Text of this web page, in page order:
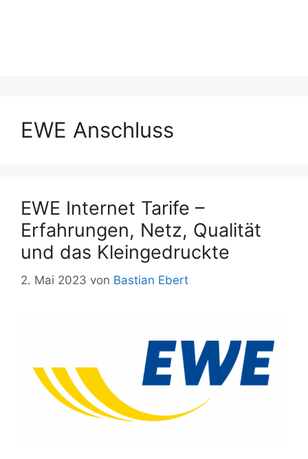
EWE Anschluss
EWE Internet Tarife –
Erfahrungen, Netz, Qualität
und das Kleingedruckte
2. Mai 2023 von Bastian Ebert